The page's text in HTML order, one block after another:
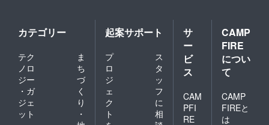
カテゴリー
テク
ノロ
ジー
・ガ
ジェ
ット
ま
ち
づ
く
り
・
起案サポート
プ
ロ
ジ
ェ
ク
ト
ス
タ
ッ
フ
に
相
サ
ー
ビ
ス
CAM
PFI
RE
CAMP
FIRE
につい
て
CAMP
FIREと
は